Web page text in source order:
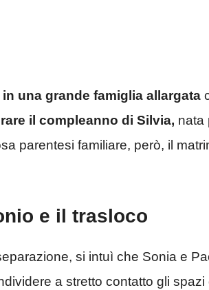
in una grande famiglia allargata
il compleanno di Silvia, nata
parentesi familiare, però, il
e il trasloco
si intuì che Sonia e
a stretto contatto gli